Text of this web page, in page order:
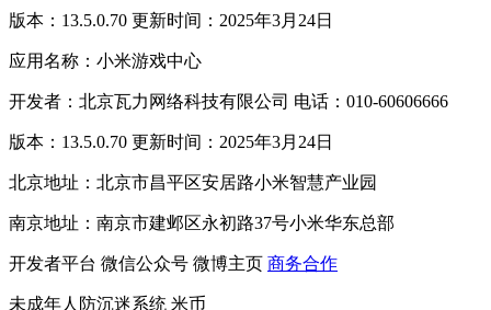
版本：13.5.0.70 更新时间：2025年3月24日
应用名称：小米游戏中心
开发者：北京瓦力网络科技有限公司 电话：010-60606666
版本：13.5.0.70 更新时间：2025年3月24日
北京地址：北京市昌平区安居路小米智慧产业园
南京地址：南京市建邺区永初路37号小米华东总部
开发者平台 微信公众号 微博主页 商务合作
未成年人防沉迷系统 米币